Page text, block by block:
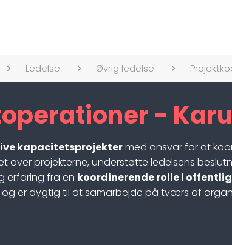
Ledelse Øvrig ledelse
-
kapacitetsprojektermed ansvar for at
over projekterne, understøtte ledelsens
erfaring fra en koordinerende rolle i
er dygtig til at samarbejde på tværs af